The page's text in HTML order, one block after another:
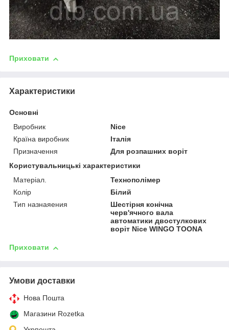
Приховати
Характеристики
Основні
Виробник
Nice
Країна виробник
Італія
Призначення
Для розпашних воріт
Користувальницькі характеристики
Матеріал.
Технополімер
Колір
Білий
Тип назнаяения
Шестірня конічна
черв'ячного вала
автоматики двостулкових
воріт Nice WINGO TOONA
Приховати
Умови доставки
Нова Пошта
Магазини Rozetka